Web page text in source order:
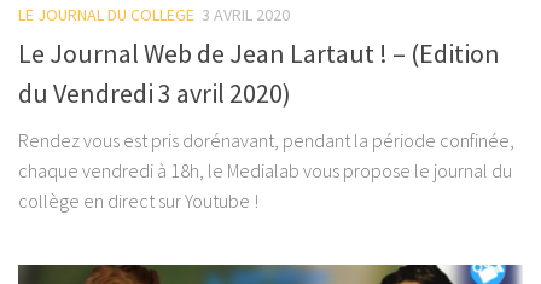
LE JOURNAL DU COLLEGE 3 AVRIL 2020
Le Journal Web de Jean Lartaut ! – (Edition
du Vendredi 3 avril 2020)
Rendez vous est pris dorénavant, pendant la période confinée,
chaque vendredi à 18h, le Medialab vous propose le journal du
collège en direct sur Youtube !